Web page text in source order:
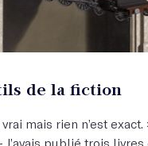
de la fiction
mais rien n’est exact.
J’avais publié trois